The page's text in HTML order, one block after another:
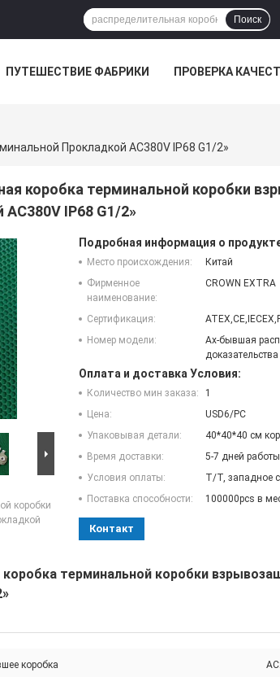
Поиск
ПУТЕШЕСТВИЕ ФАБРИКИ ПРОВЕРКА
Прокладкой AC380V IP68 G1/2»
коробка терминальной коробки
IP68 G1/2»
коробки
Подробная информация о
Место происхождения:
Китай
Фирменное
наименование:
CROWN EXTRA
Сертификация:
Номер модели:
Ах-бывшая
доказательства
Оплата и доставка Условия:
Количество мин заказа:
1
Цена:
USD6/PC
Упаковывая детали:
40*40*40 см кор.
Время доставки:
5-7 дней работы
Условия оплаты:
T/T, западное
Поставка способности:
100000pcs в
Контакт
терминальной коробки
коробка